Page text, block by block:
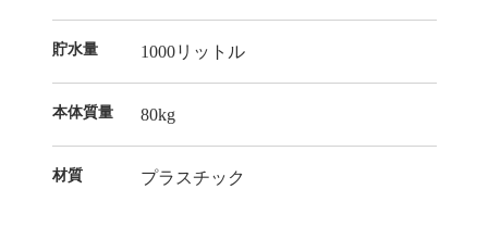
貯水量 1000リットル
本体質量 80kg
材質 プラスチック